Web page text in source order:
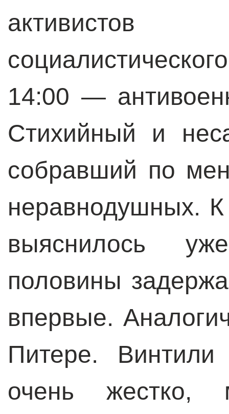
14:00 —
Стихийный и
собравший по
неравнодушных.
выяснилось
половины
впервые.
Питере.
очень жестко,